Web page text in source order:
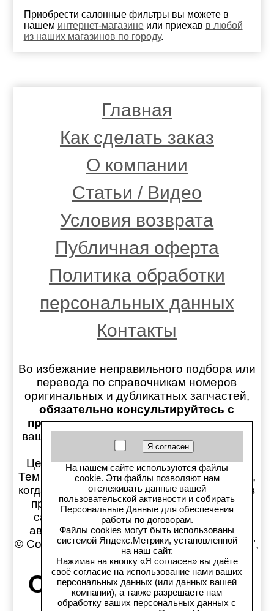
Приобрести салонные фильтры вы можете в
нашем интернет-магазинеили приехав в любой
из наших магазинов по городу.
Главная
Как сделать заказ
О компании
Статьи / Видео
Условия возврата
Публичная оферта
Политика обработки
персональных данных
Контакты
Во избежание неправильного подбора или
перевода по справочникам номеров
оригинальных и дубликатных запчастей,
обязательно консультируйтесь с
продавцамина предмет правильности
вашего выбора ПРЕЖДЕ чем оплачивать
заказ!
Цены на сайте обновляются раз в день.
Тем не менее, может возникнуть ситуация,
когда обновление актуальных цен товаров
происходит быстрее синхронизации с
сайтом, поэтому конечную стоимость
автозапчастей уточняйте у продавцов!
© Copyright магазин Автозапчастей "Старс",
1997-2026
Старс в соцсетях:
На нашем сайте используются файлы
cookie. Эти файлы позволяют нам
отслеживать данные вашей
пользовательской активности и собирать
Персональные Данные для обеспечения
работы по договорам.
Файлы cookies могут быть использованы
системой Яндекс.Метрики, установленной
на наш сайт.
Нажимая на кнопку «Я согласен» вы даёте
своё согласие на использование нами ваших
персональных данных (или данных вашей
компании), а также разрешаете нам
обработку ваших персональных данных с